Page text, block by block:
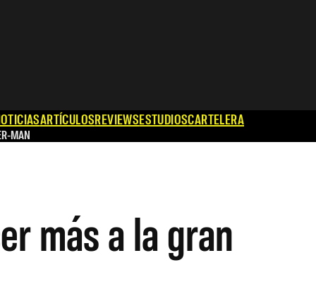
ARTÍCULOSREVIEWSESTUDIOSCARTELERA
MAN
más a la gran